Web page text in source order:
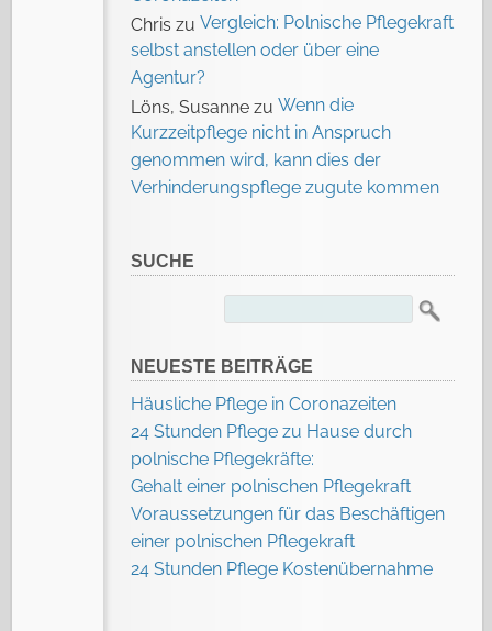
Chris zu Vergleich: Polnische Pflegekraft
selbst anstellen oder über eine
Agentur?
Löns, Susanne zu Wenn die
Kurzzeitpflege nicht in Anspruch
genommen wird, kann dies der
Verhinderungspflege zugute kommen
SUCHE
NEUESTE BEITRÄGE
Häusliche Pflege in Coronazeiten
24 Stunden Pflege zu Hause durch
polnische Pflegekräfte:
Gehalt einer polnischen Pflegekraft
Voraussetzungen für das Beschäftigen
einer polnischen Pflegekraft
24 Stunden Pflege Kostenübernahme